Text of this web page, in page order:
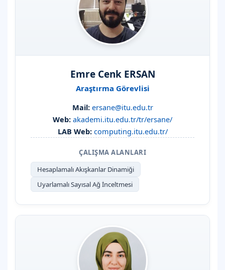
Emre Cenk ERSAN
Araştırma Görevlisi
Mail: ersane@itu.edu.tr
Web: akademi.itu.edu.tr/tr/ersane/
LAB Web: computing.itu.edu.tr/
ÇALIŞMA ALANLARI
Hesaplamalı Akışkanlar Dinamiği
Uyarlamalı Sayısal Ağ İnceltmesi